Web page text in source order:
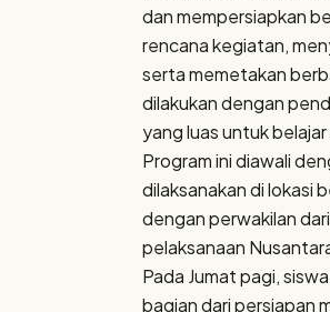
dan mempersiapkan
rencana kegiatan,
serta memetakan
dilakukan dengan
yang luas untuk
Program ini diawali
dilaksanakan di lokasi
dengan perwakilan
pelaksanaan
Pada Jumat pagi,
bagian dari persiapan